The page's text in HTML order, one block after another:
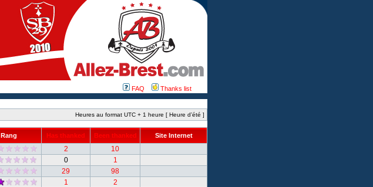
FAQ Thanks list
Heures au format UTC + 1 heure [ Heure d’été ]
Rang Has thanked Been thanked Site Internet
2
10
0
1
29
98
1
2